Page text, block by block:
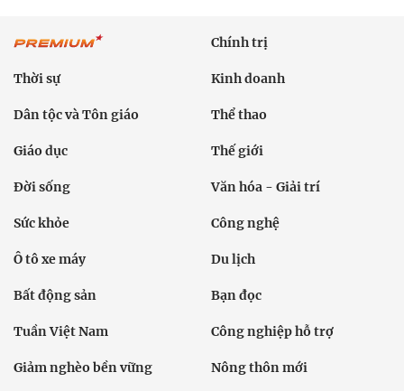
Chính trị
Thời sự Kinh doanh
Dân tộc và Tôn giáo Thể thao
Giáo dục Thế giới
Đời sống Văn hóa - Giải trí
Sức khỏe Công nghệ
Ô tô xe máy Du lịch
Bất động sản Bạn đọc
Tuần Việt Nam Công nghiệp hỗ trợ
Giảm nghèo bền vững Nông thôn mới